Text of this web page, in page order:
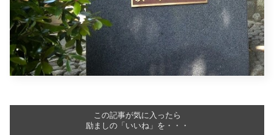
この記事が気に入ったら
励ましの「いいね」を・・・